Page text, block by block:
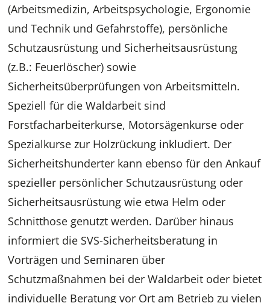
(Arbeitsmedizin, Arbeitspsychologie, Ergonomie
und Technik und Gefahrstoffe), persönliche
Schutzausrüstung und Sicherheitsausrüstung
(z.B.: Feuerlöscher) sowie
Sicherheitsüberprüfungen von Arbeitsmitteln.
Speziell für die Waldarbeit sind
Forstfacharbeiterkurse, Motorsägenkurse oder
Spezialkurse zur Holzrückung inkludiert. Der
Sicherheitshunderter kann ebenso für den Ankauf
spezieller persönlicher Schutzausrüstung oder
Sicherheitsausrüstung wie etwa Helm oder
Schnitthose genutzt werden. Darüber hinaus
informiert die SVS-Sicherheitsberatung in
Vorträgen und Seminaren über
Schutzmaßnahmen bei der Waldarbeit oder bietet
individuelle Beratung vor Ort am Betrieb zu vielen